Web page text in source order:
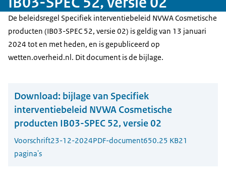
De beleidsregel Specifiek interventiebeleid NVWA Cosmetische
producten (IB03-SPEC 52, versie 02) is geldig van 13 januari
2024 tot en met heden, en is gepubliceerd op
wetten.overheid.nl. Dit document is de bijlage.
Download: bijlage van Specifiek
interventiebeleid NVWA Cosmetische
producten IB03-SPEC 52, versie 02
Voorschrift23-12-2024PDF-document650.25 KB21
pagina's